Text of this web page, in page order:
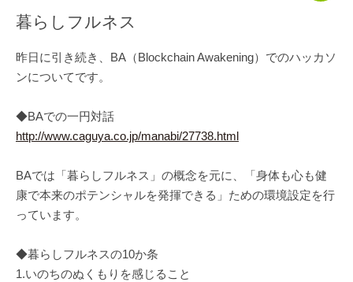
暮らしフルネス
昨日に引き続き、BA（Blockchain Awakening）でのハッカソ
ンについてです。
◆BAでの一円対話
http://www.caguya.co.jp/manabi/27738.html
BAでは「暮らしフルネス」の概念を元に、「身体も心も健
康で本来のポテンシャルを発揮できる」ための環境設定を行
っています。
◆暮らしフルネスの10か条
1.いのちのぬくもりを感じること